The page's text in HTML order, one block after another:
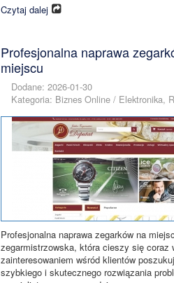
Czytaj dalej
Profesjonalna naprawa
miejscu
Dodane: 2026-01-30
Kategoria: Biznes Online / Elektronika,
Profesjonalna naprawa zegarków na
zegarmistrzowska, która cieszy się coraz
zainteresowaniem wśród klientów
szybkiego i skutecznego rozwiązania